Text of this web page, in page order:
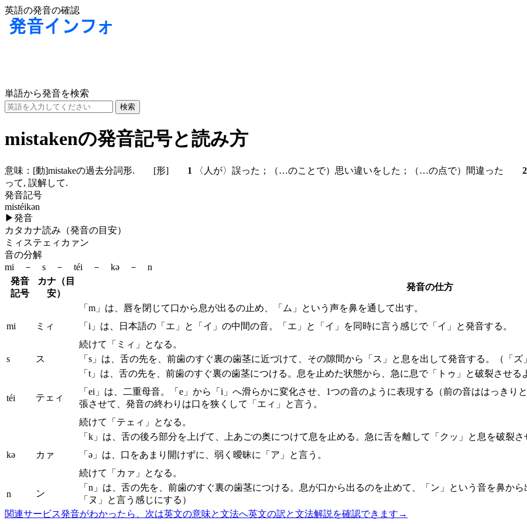
英語の発音の確認
単語から発音を検索
mistakenの発音記号と読み方
意味： [動]mistakeの過去分詞形. [形] 1 〈人が〉誤った；（…のことで）思い違いをした；（…の点で）間違った 2
って, 誤解して.
発音記号
mistéikən
▶発音
カタカナ読み（発音の目安）
ミィステェィカァン
音の分解
mi － s － téi － kə － n
発音
記号
カナ（目
安）
発音の仕方
mi ミィ
「m」は、唇を閉じて口から息が出るの止め、「ム」という声を鼻を通して出す。
「i」は、日本語の「エ」と「イ」の中間の音。「エ」と「イ」を同時に言う感じで「イ」と発音する。
続けて「ミィ」となる。
s
ス 「s」は、舌の先を、前歯のすぐ裏の歯茎に近づけて、その隙間から「ス」と息を出して発音する。（「ズ
téi テェィ
「t」は、舌の先を、前歯のすぐ裏の歯茎につける。息を止めた状態から、急に息で「トゥ」と破裂させ
「ei」は、二重母音。「e」から「i」へ滑らかに変化させ、1つの音のように表現する（前の音ははっき
張させて、発音の終わりは口を狭くして「エィ」と言う。
続けて「テェィ」となる。
kə カァ
「k」は、舌の後ろ部分を上げて、上あごの奥につけて息を止める。急に舌を離して「クッ」と息を破裂
「ə」は、口をあまり開けずに、弱く曖昧に「ア」と言う。
続けて「カァ」となる。
n ン
「n」は、舌の先を、前歯のすぐ裏の歯茎につける。息が口から出るのを止めて、「ン」という音を鼻か
「ヌ」と言う感じにする）
関連サービス発音がわかったら、次は英文の意味と文法へ英文の訳と文法解説を確認できます →